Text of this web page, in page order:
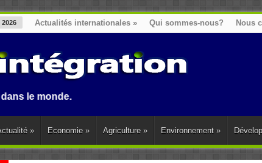
Actualités internationales » Qui sommes-nous? Nous
» Economie » Agriculture » Environnement »